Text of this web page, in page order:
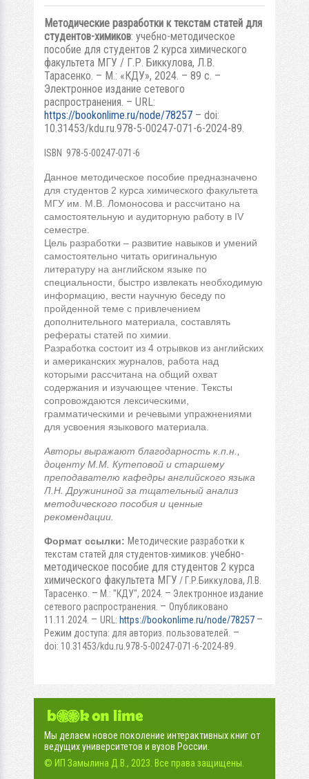
Методические разработки к текстам статей для
студентов-химиков: учебно-методическое
пособие для студентов 2 курса химического
факультета МГУ / Г.Р. Биккулова, Л.В.
Тарасенко. – М.: «КДУ», 2024. – 89 с. –
Электронное издание сетевого
распространения. – URL:
https://bookonlime.ru/node/78257 – doi:
10.31453/kdu.ru.978-5-00247-071-6-2024-89.
ISBN 978-5-00247-071-6
Данное методическое пособие предназначено
для студентов 2 курса химического факультета
МГУ им. М.В. Ломоносова и рассчитано на
самостоятельную и аудиторную работу в IV
семестре.
Цель разработки – развитие навыков и умений
самостоятельно читать оригинальную
литературу на английском языке по
специальности, быстро извлекать необходимую
информацию, вести научную беседу по
пройденной теме с привлечением
дополнительного материала, составлять
рефераты статей по химии.
Разработка состоит из 4 отрывков из английских
и американских журналов, работа над
которыми рассчитана на общий охват
содержания и изучающее чтение. Тексты
сопровождаются лексическими,
грамматическими и речевыми упражнениями
для усвоения языкового материала.
Авторы выражают благодарность к.п.н.,
доценту М.М. Кутеповой и старшему
преподавателю кафедры английского языка
Л.Н. Дружининой за тщательный анализ
методического пособия и ценные
рекомендации.
Формат ссылки: Методические разработки к
текстам статей для студентов-химиков: учебно-
методическое пособие для студентов 2 курса
химического факультета МГУ / Г.Р.Биккулова, Л.В.
Тарасенко. – М.: "КДУ", 2024. – Электронное издание
сетевого распространения. – Опубликовано
11.11.2024. – URL: https://bookonlime.ru/node/78257 –
Режим доступа: для авториз. пользователей. –
doi: 10.31453/kdu.ru.978-5-00247-071-6-2024-89.
Мы делаем новое поколение интерактивных книг от
ведущих университетов и вузов России.
© ИП Замылина Д.В., 2023. Все права защищены.